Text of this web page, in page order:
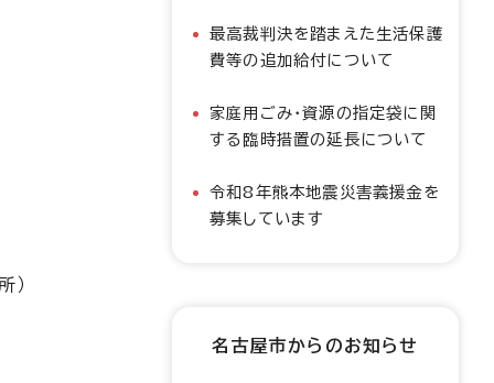
）
最高裁判決を踏まえた生活保護
費等の追加給付について
家庭用ごみ・資源の指定袋に関
する臨時措置の延長について
令和8年熊本地震災害義援金を
募集しています
名古屋市からのお知らせ